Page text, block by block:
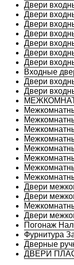
Двери
Двери
Двери
Двери
Двери
Двери
Двери
Входные
Двери
Двери
Двери
Двери
Двери
Погонаж
Фурнитура
Дверные
ДВЕРИ